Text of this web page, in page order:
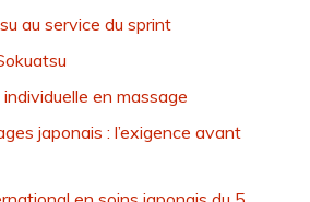
au service du sprint
en massage
japonais : l’exigence avant